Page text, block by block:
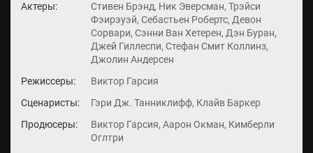
Актеры:
Стивен Брэнд, Ник Эверсман, Трэйси
Фэирэуэй, Себастьен Робертс, Девон
Сорвари, Сэнни Ван Хетерен, Дэн Буран,
Джей Гиллеспи, Стефан Смит Коллинз,
Джолин Андерсен
Режиссеры:
Виктор Гарсия
Сценаристы:
Гэри Дж. Танниклифф, Клайв Баркер
Продюсеры:
Виктор Гарсия, Аарон Окман, Кимберли
Оглтри